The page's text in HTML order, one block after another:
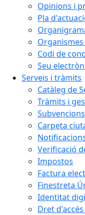
Opinions i
Pla
Codi de
Seu
Serveis i tràmits
Catàleg de
Tràmits i
Carpeta
Verificació
Impostos
Factura
Finestreta
Identitat
Dret